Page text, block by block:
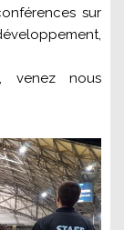
sur
venez nous